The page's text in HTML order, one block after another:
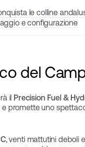
le colline
e configurazione
del
il Precision Fuel &
promette uno
, venti mattutini deboli